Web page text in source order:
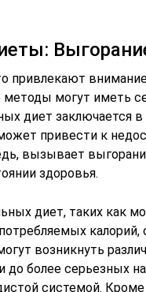
привлекают
методы могут иметь
диет заключается
привести к
вызывает
здоровья.
диет, таких как
возникнуть
до более серьезных
системой.